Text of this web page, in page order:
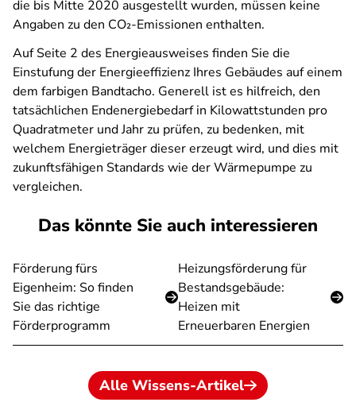
die bis Mitte 2020 ausgestellt wurden, müssen keine
Angaben zu den CO₂-Emissionen enthalten.
Auf Seite 2 des Energieausweises finden Sie die
Einstufung der Energieeffizienz Ihres Gebäudes auf einem
dem farbigen Bandtacho. Generell ist es hilfreich, den
tatsächlichen Endenergiebedarf in Kilowattstunden pro
Quadratmeter und Jahr zu prüfen, zu bedenken, mit
welchem Energieträger dieser erzeugt wird, und dies mit
zukunftsfähigen Standards wie der Wärmepumpe zu
vergleichen.
Das könnte Sie auch interessieren
Förderung fürs
Eigenheim: So finden
Sie das richtige
Förderprogramm
Heizungsförderung für
Bestandsgebäude:
Heizen mit
Erneuerbaren Energien
Alle Wissens-Artikel